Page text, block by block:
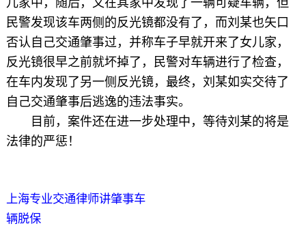
儿家中，随后，又在其家中发现了一辆可疑车辆，但
民警发现该车两侧的反光镜都没有了，而刘某也矢口
否认自己交通肇事过，并称车子早就开来了女儿家，
反光镜很早之前就坏掉了，民警对车辆进行了检查，
在车内发现了另一侧反光镜，最终，刘某如实交待了
自己交通肇事后逃逸的违法事实。
目前，案件还在进一步处理中，等待刘某的将是
法律的严惩！
上海专业交通律师讲肇事车
辆脱保